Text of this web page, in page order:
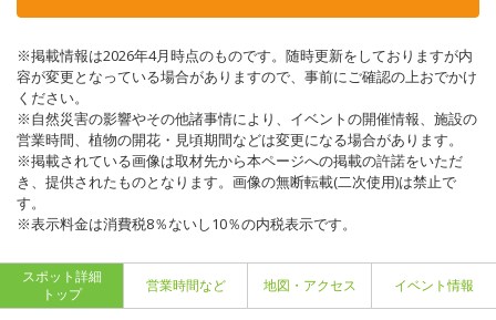
※掲載情報は2026年4月時点のものです。随時更新をしておりますが内
容が変更となっている場合がありますので、事前にご確認の上おでかけ
ください。
※自然災害の影響やその他諸事情により、イベントの開催情報、施設の
営業時間、植物の開花・見頃期間などは変更になる場合があります。
※掲載されている画像は取材先から本ページへの掲載の許諾をいただ
き、提供されたものとなります。画像の無断転載(二次使用)は禁止で
す。
※表示料金は消費税8％ないし10％の内税表示です。
スポット詳細
トップ
営業時間など 地図・アクセス イベント情報